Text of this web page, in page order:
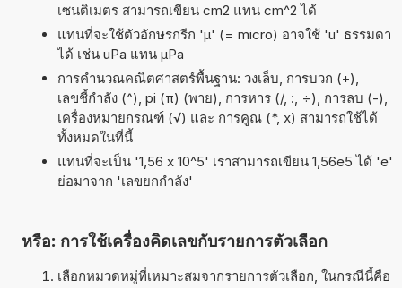
เซนติเมตร สามารถเขียน cm2 แทน cm^2 ได้
แทนที่จะใช้ตัวอักษรกรีก 'µ' (= micro) อาจใช้ 'u' ธรรมดา
ได้ เช่น uPa แทน µPa
การคำนวณคณิตศาสตร์พื้นฐาน: วงเล็บ, การบวก (+),
เลขชี้กำลัง (^), pi (π) (พาย), การหาร (/, :, ÷), การลบ (-),
เครื่องหมายกรณฑ์ (√) และ การคูณ (*, x) สามารถใช้ได้
ทั้งหมดในที่นี้
แทนที่จะเป็น '1,56 x 10^5' เราสามารถเขียน 1,56e5 ได้ 'e'
ย่อมาจาก 'เลขยกกำลัง'
หรือ: การใช้เครื่องคิดเลขกับรายการตัวเลือก
เลือกหมวดหมู่ที่เหมาะสมจากรายการตัวเลือก, ในกรณีนี้คือ